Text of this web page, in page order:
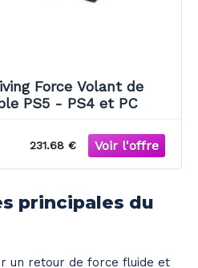
Force Volant de
Course - Compatible PS5 - PS4 et PC
231.68 €
principales du
un retour de force fluide et